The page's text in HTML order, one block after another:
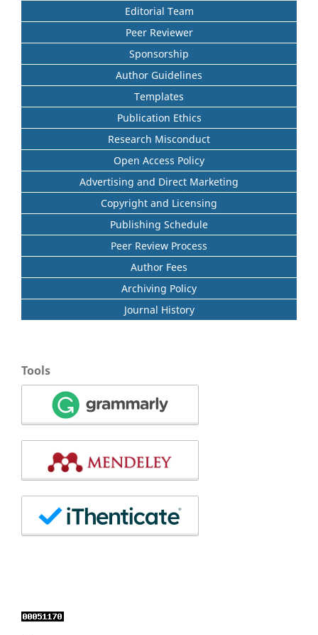
Editorial Team
Peer Reviewer
Sponsorship
Author Guidelines
Templates
Publication Ethics
Research Misconduct
Open Access Policy
Advertising and Direct Marketing
Copyright and Licensing
Publishing Schedule
Peer Review Process
Author Fees
Archiving Policy
Journal History
Tools